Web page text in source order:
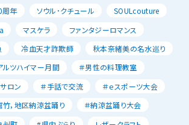
周年
ソウル･クチュール
SOULcouture
マスケラ
ファンタジーロマンス
冷血天才詐欺師
秋本奈緒美の名水巡り
ルツハイマー月間
＃男性の料理教室
ロン
＃手話で交流
＃ｅスポーツ大会
，地区納涼盆踊り
＃納涼盆踊り大会